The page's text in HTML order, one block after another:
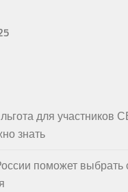
для участников
знать
поможет выбрать